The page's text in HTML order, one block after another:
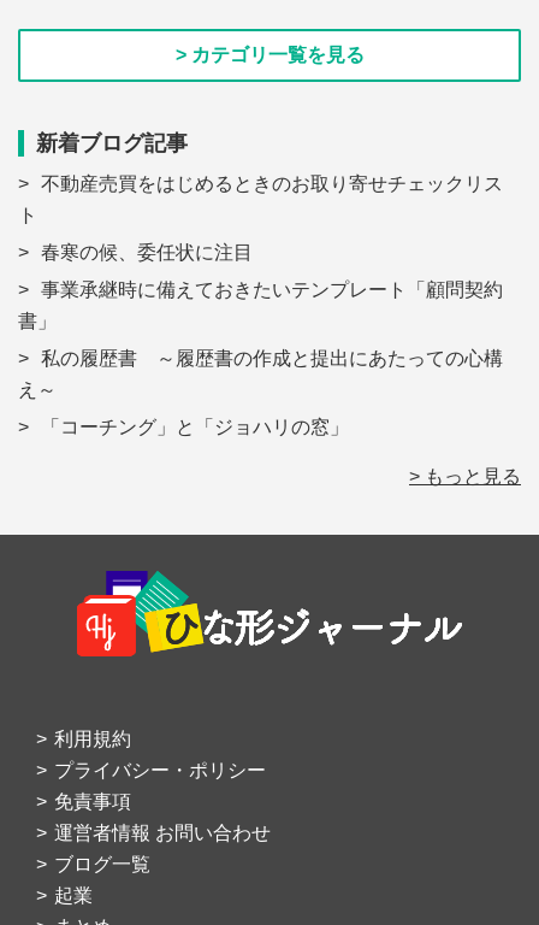
> カテゴリ一覧を見る
新着ブログ記事
不動産売買をはじめるときのお取り寄せチェックリス
ト
春寒の候、委任状に注目
事業承継時に備えておきたいテンプレート「顧問契約
書」
私の履歴書 ～履歴書の作成と提出にあたっての心構
え～
「コーチング」と「ジョハリの窓」
> もっと見る
Footer
利用規約
プライバシー・ポリシー
免責事項
運営者情報 お問い合わせ
ブログ一覧
起業